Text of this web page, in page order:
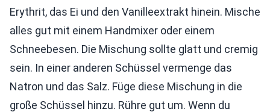
Erythrit, das Ei und den Vanilleextrakt hinein. Mische
alles gut mit einem Handmixer oder einem
Schneebesen. Die Mischung sollte glatt und cremig
sein. In einer anderen Schüssel vermenge das
Natron und das Salz. Füge diese Mischung in die
große Schüssel hinzu. Rühre gut um. Wenn du